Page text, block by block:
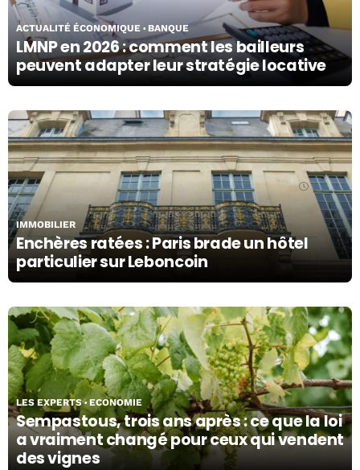
LMNP en 2026 : comment les bailleurs
peuvent adapter leur stratégie locative
ACTUALITÉ ÉCONOMIQUE BANQUE
Enchères ratées : Paris brade un hôtel
particulier sur Leboncoin
IMMOBILIER
03/08/26
Sempastous, trois ans après : ce que la loi
a vraiment changé pour ceux qui vendent
des vignes
LES EXPERTS ECONOMIE
31/07/26